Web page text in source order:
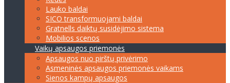
Lauko baldai
SICO transformuojami baldai
Gratnells daiktų susidėjimo sistema
Mobilios scenos
Vaikų apsaugos priemonės
Apsaugos nuo pirštų privėrimo
Asmeninės apsaugos priemonės vaikams
Sienos kampų apsaugos